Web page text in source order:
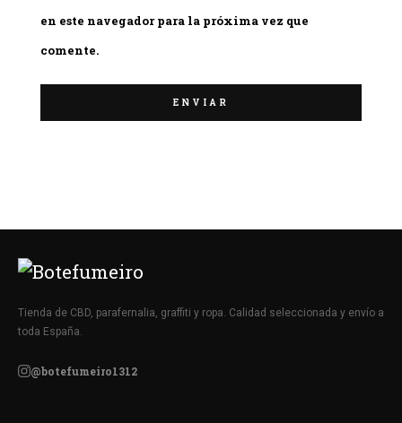
en este navegador para la próxima vez que
comente.
Tienda de CBD, parafernalia, graffiti y ropa. Calidad seleccionada y envío a
toda España.
@botefumeiro1312